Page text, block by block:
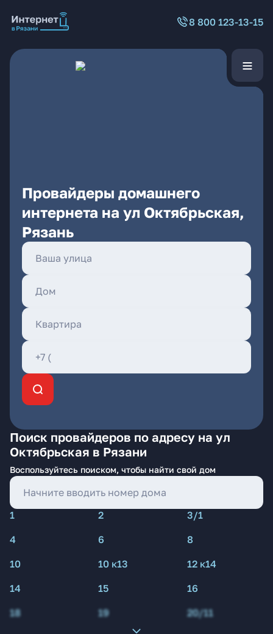
8 800 123-13-15
Провайдеры домашнего
интернета на ул Октябрьская,
Рязань
Поиск провайдеров по адресу на ул
Октябрьская в Рязани
Воспользуйтесь поиском, чтобы найти свой дом
1 2
3/1
4
6
8
10
10 к13
12 к14
14
15
16
18
19 20/11